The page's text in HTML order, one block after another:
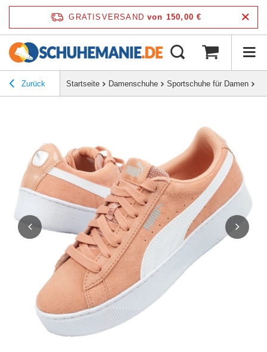
GRATISVERSAND von 150,00 €
Zurück Startseite Damenschuhe Sportschuhe für Damen